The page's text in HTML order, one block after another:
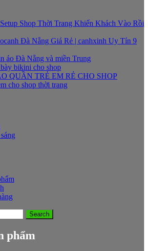
Shop Thời Trang Khiến Khách Vào Rồi
Đà Nẵng Giá Rẻ | canhxinh Uy Tín 9
áo Đà Nẵng và miền Trung
bikini cho shop
QUẦN TRẺ EM RẺ CHO SHOP
cho shop thời trang
Search
phẩm